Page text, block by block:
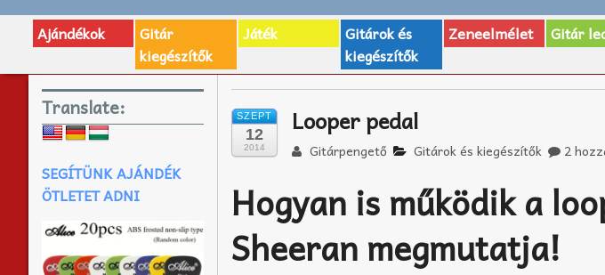
Ajándékok
Gitár
kiegészítők
Játék
Gitárok és
kiegészítők
Zeneelmélet Gitár
SZEPT
12
2014
Looper pedal
Gitárpengető Gitárok és kiegészítők 2
Hogyan is működik a
Sheeran megmutatja!
Translate:
SEGÍTÜNK AJÁNDÉK
ÖTLETET ADNI